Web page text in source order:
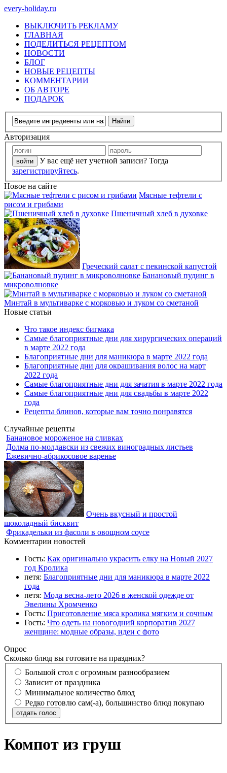
every-holiday.ru
ВЫКЛЮЧИТЬ РЕКЛАМУ
ГЛАВНАЯ
ПОДЕЛИТЬСЯ РЕЦЕПТОМ
НОВОСТИ
БЛОГ
НОВЫЕ РЕЦЕПТЫ
КОММЕНТАРИИ
ОБ АВТОРЕ
ПОДАРОК
Авторизация
У вас ещё нет учетной записи? Тогда
зарегистрируйтесь.
Новое на сайте
Мясные тефтели с
рисом и грибами
Пшеничный хлеб в духовке
Греческий салат с пекинской капустой
Банановый пудинг в
микроволновке
Минтай в мультиварке с морковью и луком со сметаной
Новые статьи
Что такое индекс бигмака
Самые благоприятные дни для хирургических операций
в марте 2022 года
Благоприятные дни для маникюра в марте 2022 года
Благоприятные дни для окрашивания волос на март
2022 года
Самые благоприятные дни для зачатия в марте 2022 года
Самые благоприятные дни для свадьбы в марте 2022
года
Рецепты блинов, которые вам точно понравятся
Случайные рецепты
Банановое мороженое на сливках
Долма по-молдавски из свежих виноградных листьев
Ежевично-абрикосовое варенье
Очень вкусный и простой
шоколадный бисквит
Фрикадельки из фасоли в овощном соусе
Комментарии новостей
Гость: Как оригинально украсить елку на Новый 2027
год Кролика
петя: Благоприятные дни для маникюра в марте 2022
года
петя: Мода весна-лето 2026 в женской одежде от
Эвелины Хромченко
Гость: Приготовление мяса кролика мягким и сочным
Гость: Что одеть на новогодний корпоратив 2027
женщине: модные образы, идеи с фото
Опрос
Сколько блюд вы готовите на праздник?
Большой стол с огромным разнообразием
Зависит от праздника
Минимальное количество блюд
Редко готовлю сам(-а), большинство блюд покупаю
отдать голос
Компот из груш